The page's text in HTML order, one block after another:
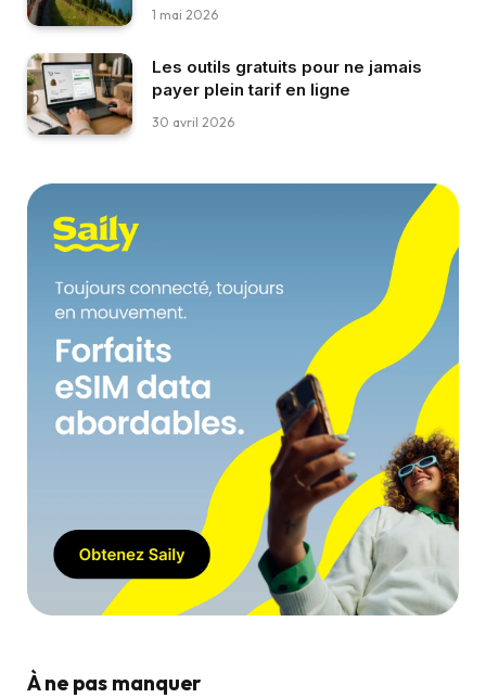
1 mai 2026
Les outils gratuits pour ne jamais
payer plein tarif en ligne
30 avril 2026
À ne pas manquer